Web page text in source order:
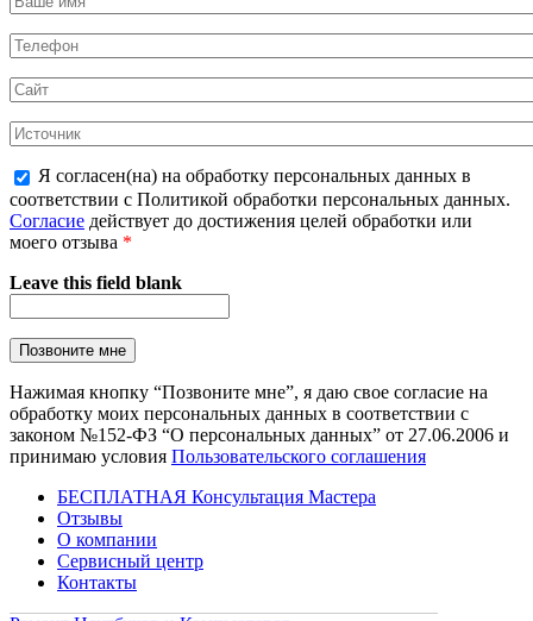
Я согласен(на) на обработку персональных данных в
соответствии с Политикой обработки персональных данных.
Согласие действует до достижения целей обработки или
моего отзыва *
Leave this field blank
Нажимая кнопку “Позвоните мне”, я даю свое согласие на
обработку моих персональных данных в соответствии с
законом №152-ФЗ “О персональных данных” от 27.06.2006 и
принимаю условия Пользовательского соглашения
БЕСПЛАТНАЯ Консультация Мастера
Отзывы
О компании
Сервисный центр
Контакты